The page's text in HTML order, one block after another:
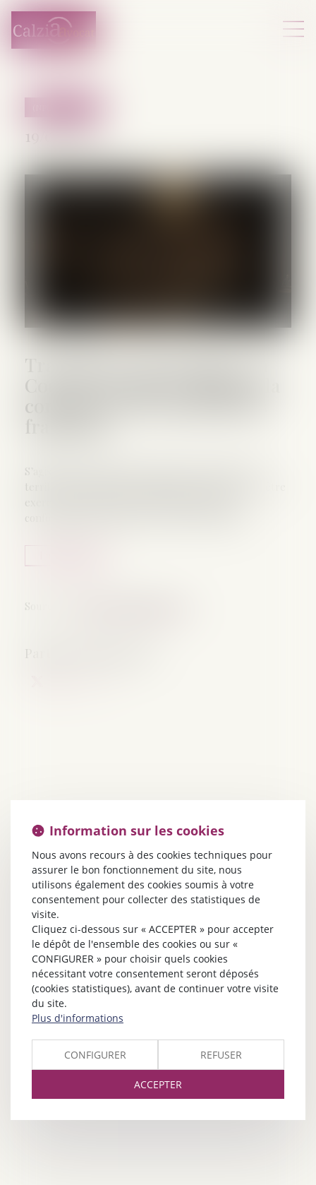
Travail forcé à l’étranger : la
Cour de cassation confirme la
compétence des juridictions
Source :
S’agissant des infractions commises en dehors du
territoire français, la poursuite des délits ne peut être
exercée qu’à la requête du ministère public,
conformément à l’article 113-8 du Code pénal...
Information sur les cookies
Nous avons recours à des cookies techniques pour
assurer le bon fonctionnement du site, nous
utilisons également des cookies soumis à votre
consentement pour collecter des statistiques de
visite.
Cliquez ci-dessous sur « ACCEPTER » pour accepter
le dépôt de l'ensemble des cookies ou sur «
CONFIGURER » pour choisir quels cookies
nécessitant votre consentement seront déposés
(cookies statistiques), avant de continuer votre visite
du site.
Plus d'informations
CONFIGURER REFUSER
ACCEPTER